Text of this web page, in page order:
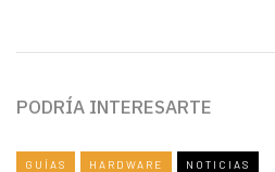
PODRÍA INTERESARTE
GUÍAS HARDWARE NOTICIAS